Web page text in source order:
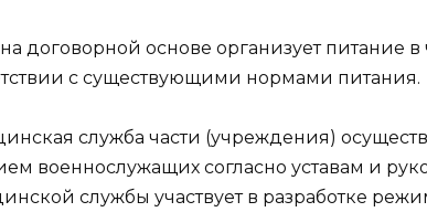
договорной основе организует питание
с существующими нормами питания.
служба части (учреждения)
военнослужащих согласно уставам и
службы участвует в разработке